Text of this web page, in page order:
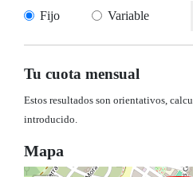
Fijo Variable
Tu cuota mensual
Estos resultados son orientativos,
introducido.
Mapa